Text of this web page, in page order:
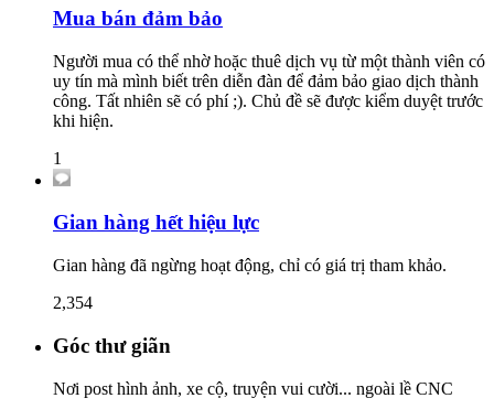
Mua bán đảm bảo
Người mua có thể nhờ hoặc thuê dịch vụ từ một thành viên có
uy tín mà mình biết trên diễn đàn để đảm bảo giao dịch thành
công. Tất nhiên sẽ có phí ;). Chủ đề sẽ được kiểm duyệt trước
khi hiện.
1
Gian hàng hết hiệu lực
Gian hàng đã ngừng hoạt động, chỉ có giá trị tham khảo.
2,354
Góc thư giãn
Nơi post hình ảnh, xe cộ, truyện vui cười... ngoài lề CNC